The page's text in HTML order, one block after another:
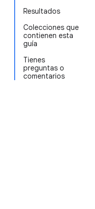
Resultados
Colecciones que
contienen esta
guía
Tienes
preguntas o
comentarios